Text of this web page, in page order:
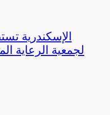
الإسكندرية